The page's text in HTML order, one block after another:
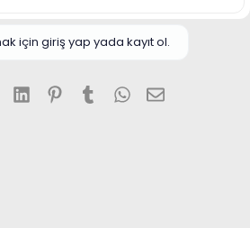
için giriş yap yada kayıt ol.
LinkedInPinterest
TumblrWhatsApp
E-posta